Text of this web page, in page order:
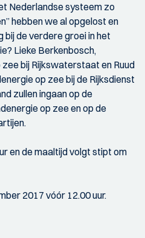
Nederlandse systeem zo
hebben we al opgelost en
bij de verdere groei in het
Lieke Berkenbosch,
bij Rijkswaterstaat en Ruud
op zee bij de Rijksdienst
zullen ingaan op de
op zee en op de
en de maaltijd volgt stipt om
2017 vóór 12.00 uur.